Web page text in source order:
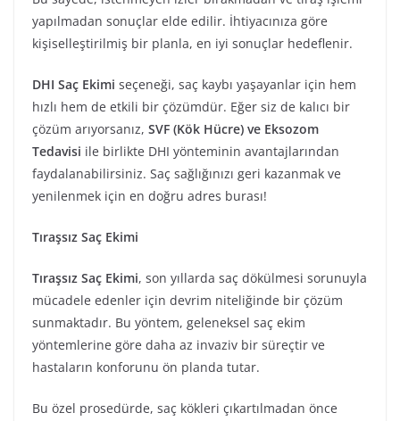
yapılmadan sonuçlar elde edilir. İhtiyacınıza göre
kişiselleştirilmiş bir planla, en iyi sonuçlar hedeflenir.
DHI Saç Ekimi seçeneği, saç kaybı yaşayanlar için hem
hızlı hem de etkili bir çözümdür. Eğer siz de kalıcı bir
çözüm arıyorsanız, SVF (Kök Hücre) ve Eksozom
Tedavisi ile birlikte DHI yönteminin avantajlarından
faydalanabilirsiniz. Saç sağlığınızı geri kazanmak ve
yenilenmek için en doğru adres burası!
Tıraşsız Saç Ekimi
Tıraşsız Saç Ekimi, son yıllarda saç dökülmesi sorunuyla
mücadele edenler için devrim niteliğinde bir çözüm
sunmaktadır. Bu yöntem, geleneksel saç ekim
yöntemlerine göre daha az invaziv bir süreçtir ve
hastaların konforunu ön planda tutar.
Bu özel prosedürde, saç kökleri çıkartılmadan önce